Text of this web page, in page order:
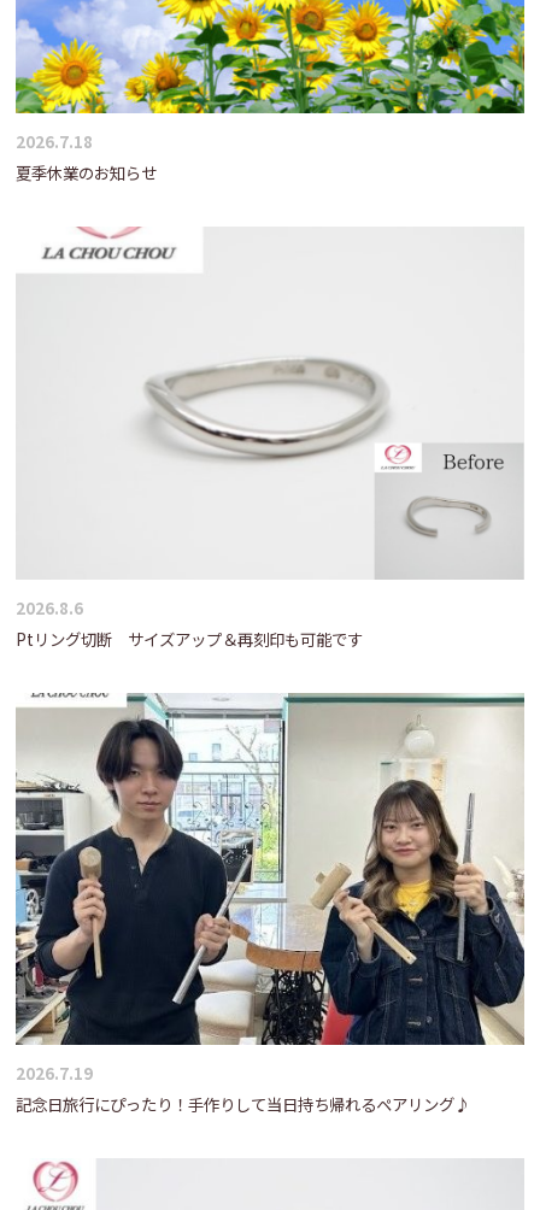
2026.7.18
夏季休業のお知らせ
2026.8.6
Ptリング切断 サイズアップ＆再刻印も可能です
2026.7.19
記念日旅行にぴったり！手作りして当日持ち帰れるペアリング♪